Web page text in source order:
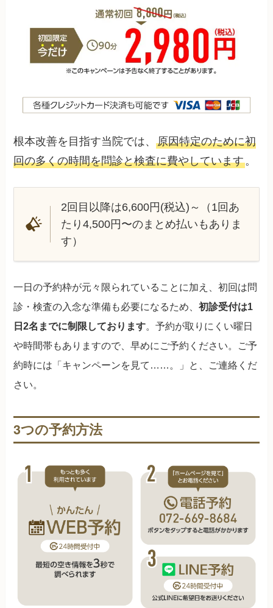
根本改善を目指す当院では、原因特定のために初
回の多くの時間を問診と検査に費やしています。
2回目以降は6,600円(税込)～（1回あ
たり4,500円〜のまとめ払いもありま
す）
一日の予約枠が元々限られていることに加え、初回は問
診・検査の入念な準備も必要になるため、初診受付は1
日2名までに制限しております。予約が取りにくい曜日
や時間帯もありますので、早めにご予約ください。ご予
約時には「キャンペーンを見て……。」と、ご連絡くだ
さい。
3つの予約方法